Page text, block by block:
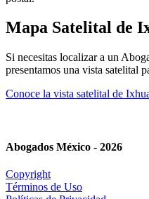
Mapa Satelital de
Si necesitas localizar a un
presentamos una vista satelital
Conoce la vista satelital de
Abogados México - 2026
Copyright
Términos de Uso